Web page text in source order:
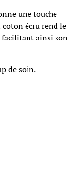
une touche
écru rend le
facilitant ainsi son
de soin.